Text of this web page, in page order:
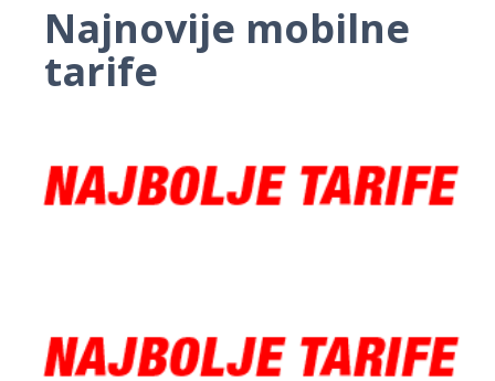
Najnovije mobilne
tarife